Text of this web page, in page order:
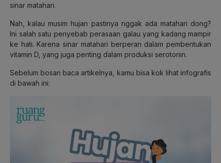
sinar matahari.
Nah, kalau musim hujan pastinya nggak ada matahari dong?
Ini salah satu penyebab perasaan galau yang kadang mampir
ke hati. Karena sinar matahari berperan dalam pembentukan
vitamin D, yang juga penting dalam produksi serotonin.
Sebelum bosan baca artikelnya, kamu bisa kok lihat infografis
di bawah ini: